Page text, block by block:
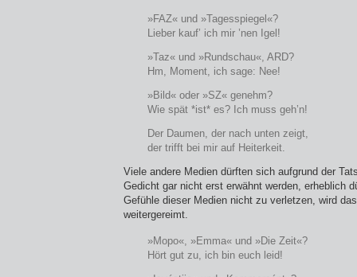
»FAZ« und »Tagesspiegel«?
Lieber kauf’ ich mir ’nen Igel!
»Taz« und »Rundschau«, ARD?
Hm, Moment, ich sage: Nee!
»Bild« oder »SZ« genehm?
Wie spät *ist* es? Ich muss geh’n!
Der Daumen, der nach unten zeigt,
der trifft bei mir auf Heiterkeit.
Viele andere Medien dürften sich aufgrund der
Gedicht gar nicht erst erwähnt werden, erheblich
Gefühle dieser Medien nicht zu verletzen, wird
weitergereimt.
»Mopo«, »Emma« und »Die Zeit«?
Hört gut zu, ich bin euch leid!